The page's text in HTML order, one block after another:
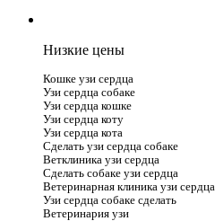
Низкие цены
Кошке узи сердца
Узи сердца собаке
Узи сердца кошке
Узи сердца коту
Узи сердца кота
Сделать узи сердца собаке
Ветклиника узи сердца
Сделать собаке узи сердца
Ветеринарная клиника узи сердца
Узи сердца собаке сделать
Ветеринария узи